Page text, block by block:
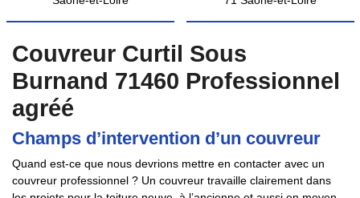
Couvreur Curtil Sous
Burnand 71460 Professionnel
agréé
Champs d’intervention d’un couvreur
Quand est-ce que nous devrions mettre en contacter avec un
couvreur professionnel ? Un couvreur travaille clairement dans